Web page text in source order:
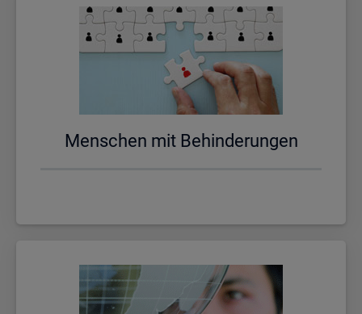
Men­schen mit Be­hin­de­run­gen